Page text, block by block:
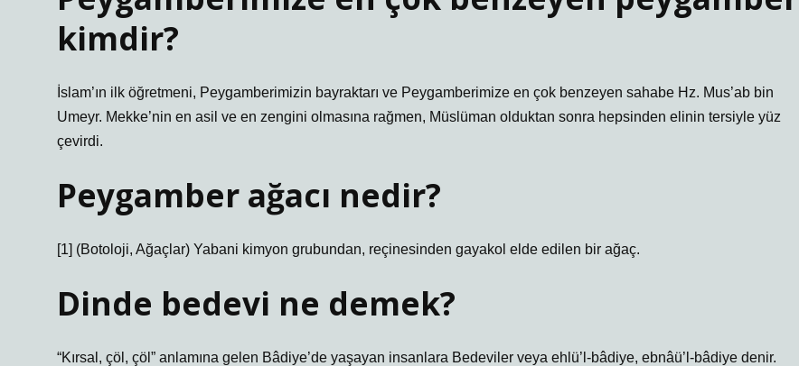
kimdir?
İslam’ın ilk öğretmeni, Peygamberimizin bayraktarı ve Peygamberimize en çok benzeyen sahabe Hz. Mus’ab bin
Umeyr. Mekke’nin en asil ve en zengini olmasına rağmen, Müslüman olduktan sonra hepsinden elinin tersiyle yüz
çevirdi.
Peygamber ağacı nedir?
[1] (Botoloji, Ağaçlar) Yabani kimyon grubundan, reçinesinden gayakol elde edilen bir ağaç.
Dinde bedevi ne demek?
“Kırsal, çöl, çöl” anlamına gelen Bâdiye’de yaşayan insanlara Bedeviler veya ehlü’l-bâdiye, ebnâü’l-bâdiye denir.